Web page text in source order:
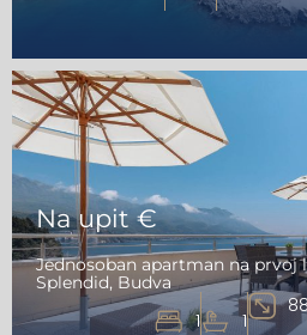
Na upit €
Jednosoban apartman na prvoj
Splendid, Budva
1 1